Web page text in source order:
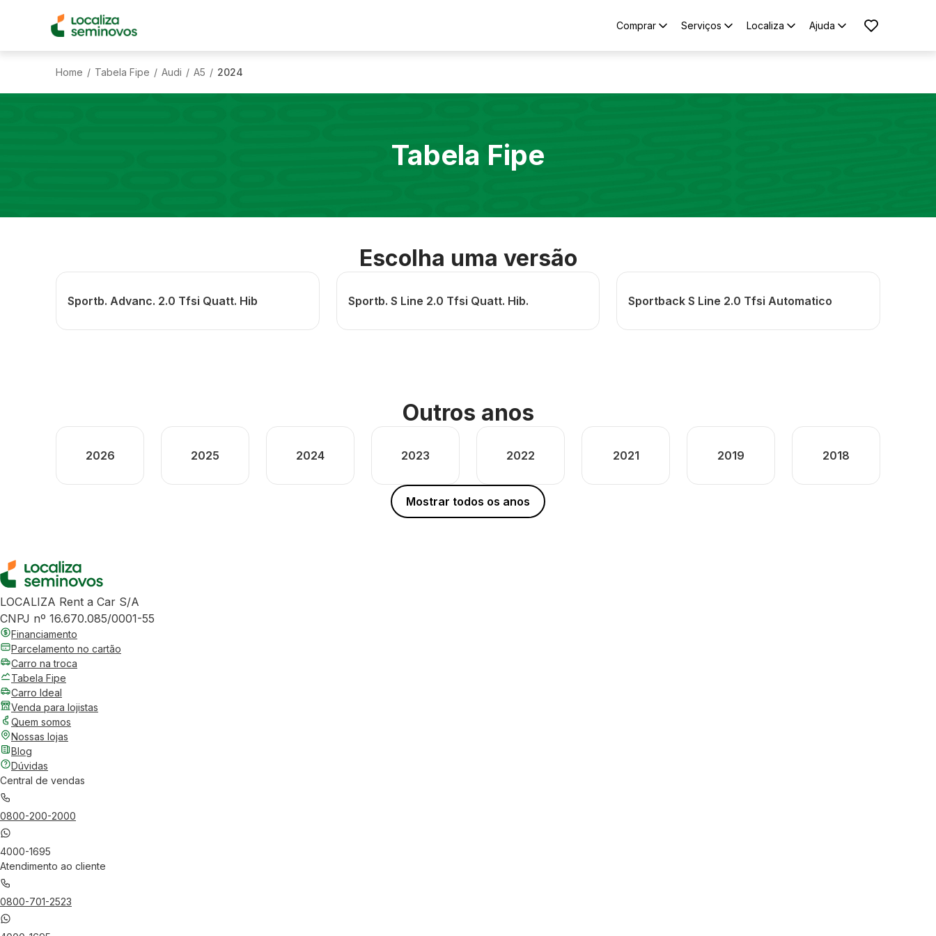
Comprar Serviços Localiza Ajuda
Home / Tabela Fipe / Audi / A5 / 2024
Tabela Fipe
Escolha uma versão
Sportb. Advanc. 2.0 Tfsi Quatt. Hib Sportb. S Line 2.0 Tfsi Quatt. Hib. Sportback S Line 2.0 Tfsi Automatico
Outros anos
2026 2025 2024 2023 2022 2021 2019 2018
Mostrar todos os anos
LOCALIZA Rent a Car S/A
CNPJ nº 16.670.085/0001-55
Financiamento
Parcelamento no cartão
Carro na troca
Tabela Fipe
Carro Ideal
Venda para lojistas
Quem somos
Nossas lojas
Blog
Dúvidas
Central de vendas
0800-200-2000
4000-1695
Atendimento ao cliente
0800-701-2523